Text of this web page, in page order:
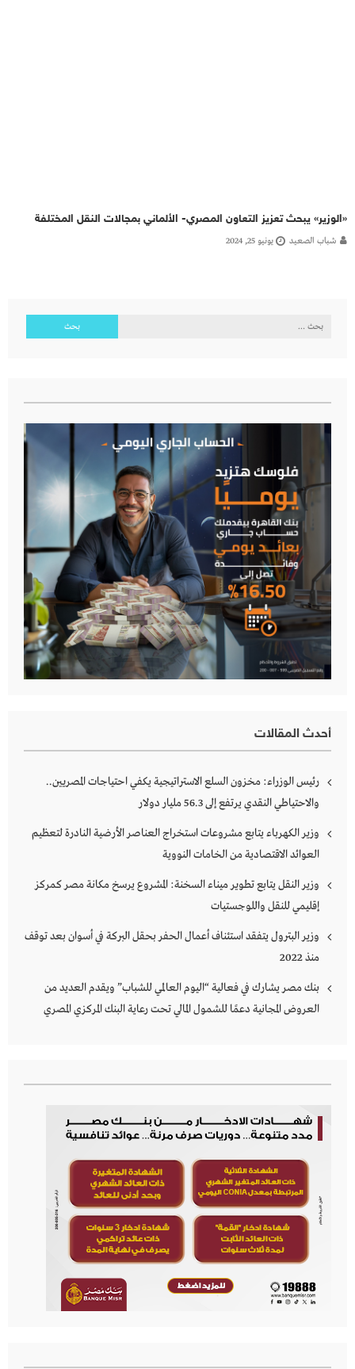
«الوزير» يبحث تعزيز التعاون المصري- الألماني بمجالات النقل المختلفة
شباب الصعيد يونيو 25, 2024
البحث
أحدث المقالات
رئيس الوزراء: مخزون السلع الاستراتيجية يكفي احتياجات المصريين..
والاحتياطي النقدي يرتفع إلى 56.3 مليار دولار
وزير الكهرباء يتابع مشروعات استخراج العناصر الأرضية النادرة لتعظيم
العوائد الاقتصادية من الخامات النووية
وزير النقل يتابع تطوير ميناء السخنة: المشروع يرسخ مكانة مصر كمركز
إقليمي للنقل واللوجستيات
وزير البترول يتفقد استئناف أعمال الحفر بحقل البركة في أسوان بعد توقف
منذ 2022
بنك مصر يشارك في فعالية “اليوم العالمي للشباب” ويقدم العديد من
العروض المجانية دعمًا للشمول المالي تحت رعاية البنك المركزي المصري